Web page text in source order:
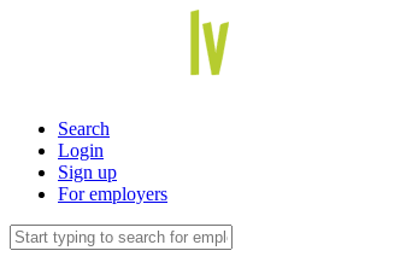
Search
Login
Sign up
For employers